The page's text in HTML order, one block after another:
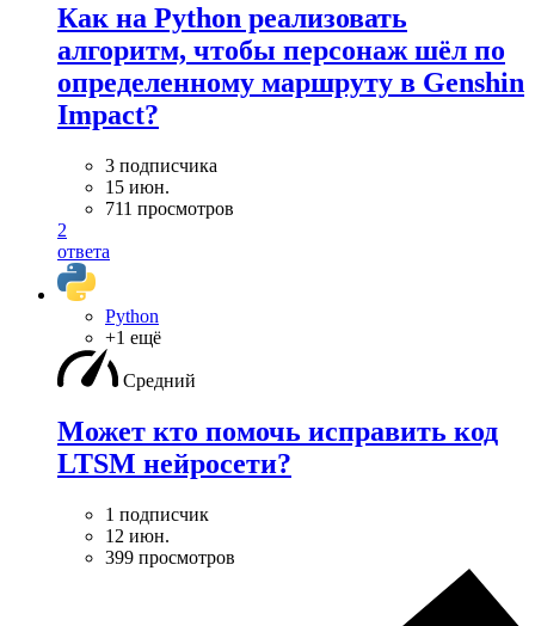
Как на Python реализовать
алгоритм, чтобы персонаж шёл по
определенному маршруту в Genshin
Impact?
3 подписчика
15 июн.
711 просмотров
2
ответа
Python
+1 ещё
Средний
Может кто помочь исправить код
LTSM нейросети?
1 подписчик
12 июн.
399 просмотров